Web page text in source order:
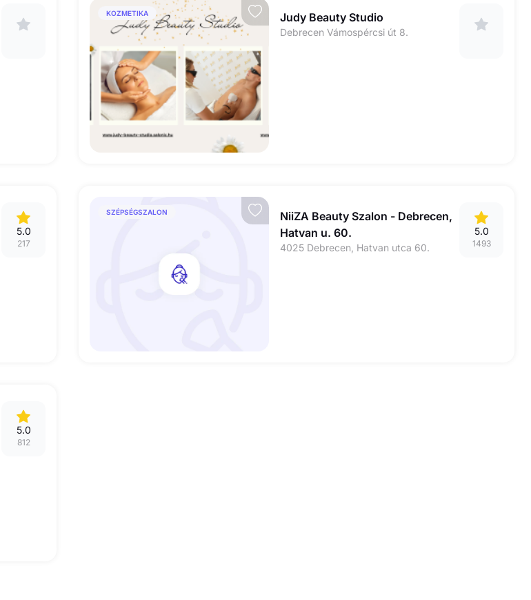
KOZMETIKA Judy Beauty Studio
Debrecen Vámospércsi út 8.
5.0
217
SZÉPSÉGSZALON
NiiZA Beauty Szalon - Debrecen,
Hatvan u. 60.
4025 Debrecen, Hatvan utca 60.
5.0
1493
5.0
812